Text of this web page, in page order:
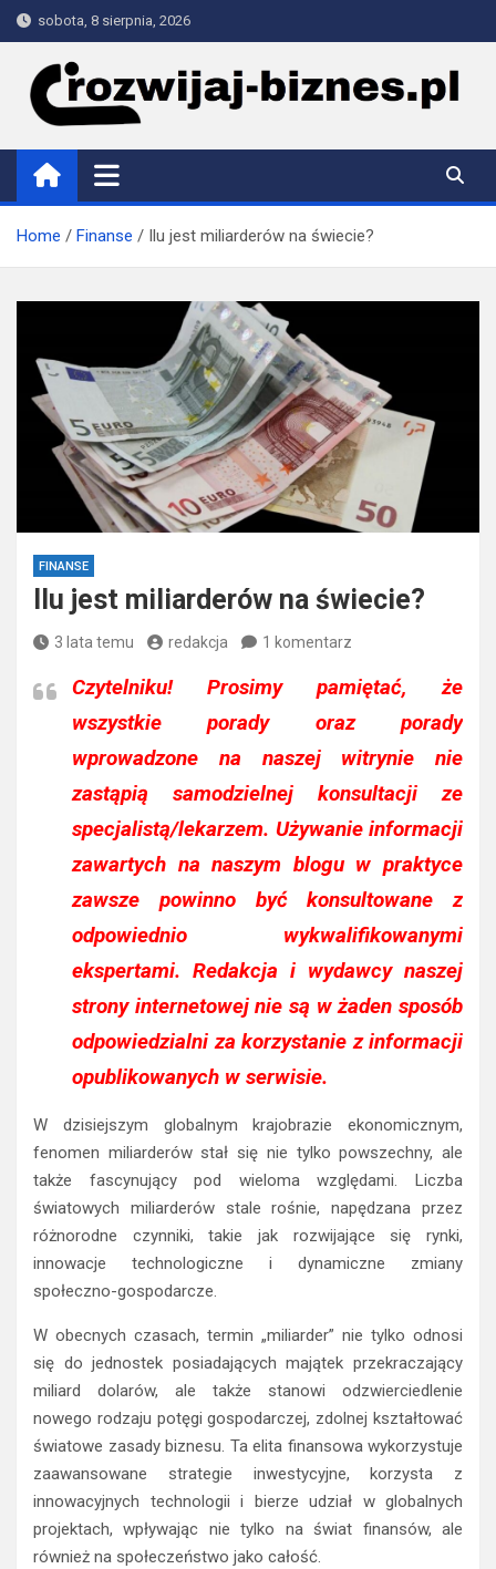
Skip
to
content
sobota, 8 sierpnia, 2026
rozwijaj-biznes.pl
Home Finanse Ilu jest miliarderów na świecie?
FINANSE
Ilu jest miliarderów na świecie?
3 lata temu redakcja 1 komentarz
Czytelniku!Prosimy pamiętać, że
wszystkie porady oraz porady
wprowadzone na naszej witrynie nie
zastąpią samodzielnej konsultacji ze
specjalistą/lekarzem. Używanie informacji
zawartych na naszym blogu w praktyce
zawsze powinno być konsultowane z
odpowiednio wykwalifikowanymi
ekspertami. Redakcja i wydawcy naszej
strony internetowej nie są w żaden sposób
odpowiedzialni za korzystanie z informacji
opublikowanych w serwisie.
W dzisiejszym globalnym krajobrazie ekonomicznym,
fenomen miliarderów stał się nie tylko powszechny, ale
także fascynujący pod wieloma względami. Liczba
światowych miliarderów stale rośnie, napędzana przez
różnorodne czynniki, takie jak rozwijające się rynki,
innowacje technologiczne i dynamiczne zmiany
społeczno-gospodarcze.
W obecnych czasach, termin „miliarder” nie tylko odnosi
się do jednostek posiadających majątek przekraczający
miliard dolarów, ale także stanowi odzwierciedlenie
nowego rodzaju potęgi gospodarczej, zdolnej kształtować
światowe zasady biznesu. Ta elita finansowa wykorzystuje
zaawansowane strategie inwestycyjne, korzysta z
innowacyjnych technologii i bierze udział w globalnych
projektach, wpływając nie tylko na świat finansów, ale
również na społeczeństwo jako całość.